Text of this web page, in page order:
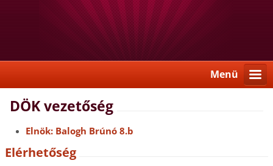
Menü
DÖK vezetőség
Elnök: Balogh Brúnó 8.b
Elérhetőség